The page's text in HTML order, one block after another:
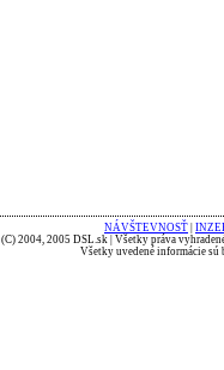
NÁVŠTEVNOSŤ
(C) 2004, 2005 DSL.sk | Všetky práva
Všetky uvedené informácie sú